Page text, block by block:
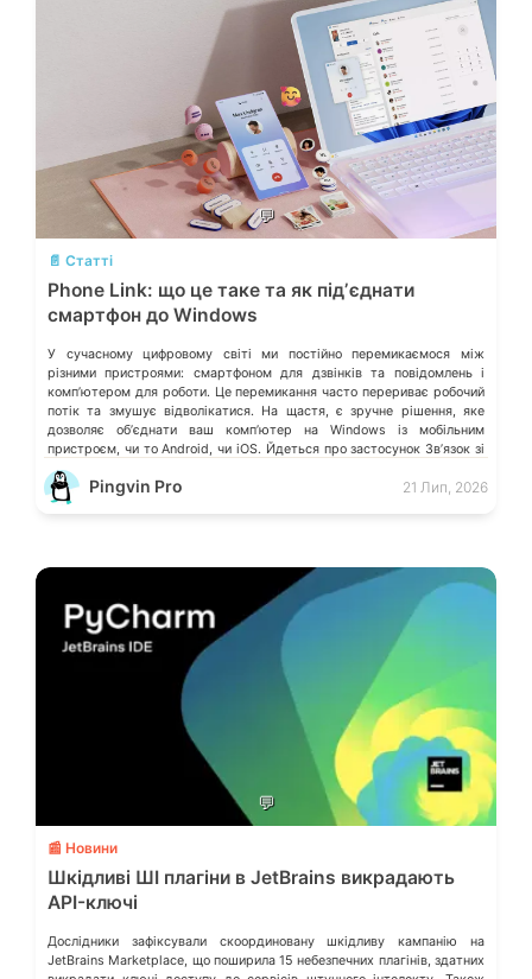
💬
📄 Статті
Phone Link: що це таке та як підʼєднати
смартфон до Windows
У сучасному цифровому світі ми постійно перемикаємося між
різними пристроями: смартфоном для дзвінків та повідомлень і
компʼютером для роботи. Це перемикання часто перериває робочий
потік та змушує відволікатися. На щастя, є зручне рішення, яке
дозволяє обʼєднати ваш компʼютер на Windows із мобільним
пристроєм, чи то Android, чи iOS. Йдеться про застосунок Звʼязок зі
смартфоном (Phone Link) від Microsoft, що перетворює ваш ПК на
своєрідний «міст» до функцій смартфона.
Pingvin Pro 21 Лип, 2026
💬
📰 Новини
Шкідливі ШІ плагіни в JetBrains викрадають
API-ключі
Дослідники зафіксували скоординовану шкідливу кампанію на
JetBrains Marketplace, що поширила 15 небезпечних плагінів, здатних